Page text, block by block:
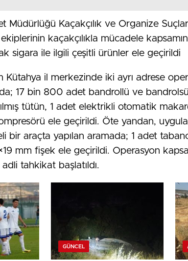
Müdürlüğü Kaçakçılık ve Organize
kaçakçılıkla mücadele
sigara ile ilgili çeşitli ürünler ele geçirildi
Kütahya il merkezinde iki ayrı adrese
17 bin 800 adet bandrollü ve
tütün, 1 adet elektrikli otomatik
ele geçirildi. Öte yandan,
bir araçta yapılan aramada; 1 adet
mm fişek ele geçirildi. Operasyon
tahkikat başlatıldı.
GÜNCEL